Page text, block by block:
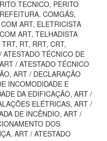
TECNICO, PERITO
COMGÁS,
ART, ELETRICISTA
ART, TELHADISTA
RT, RRT, CRT,
ATESTADO TÉCNICO DE
/ ATESTADO TÉCNICO
ART / DECLARAÇÃO
INCOMODIDADE E
DA EDIFICAÇÃO, ART /
ELÉTRICAS, ART /
DE INCÊNDIO, ART /
DOS
ART / ATESTADO